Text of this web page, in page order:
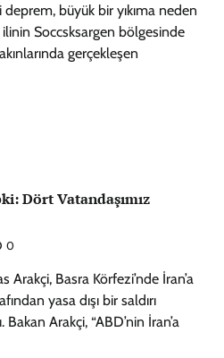
büyük bir yıkıma neden
Soccsksargen bölgesinde
gerçekleşen
Dört Vatandaşımız
0
Arakçi, Basra Körfezi’nde İran’a
yasa dışı bir saldırı
Arakçi, “ABD’nin İran’a